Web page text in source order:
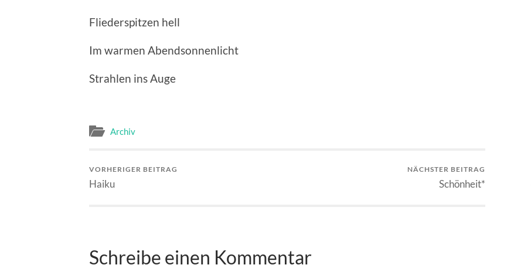
Fliederspitzen hell
Im warmen Abendsonnenlicht
Strahlen ins Auge
Archiv
VORHERIGER BEITRAG
Haiku
NÄCHSTER BEITRAG
Schönheit*
Schreibe einen Kommentar